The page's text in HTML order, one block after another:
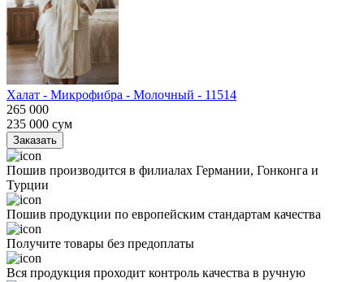
Халат - Микрофибра - Молочный - 11514
265 000
235 000 сум
Заказать
Пошив производится в филиалах Германии, Гонконга и
Турции
Пошив продукции по европейским стандартам качества
Получите товары без предоплаты
Вся продукция проходит контроль качества в ручную